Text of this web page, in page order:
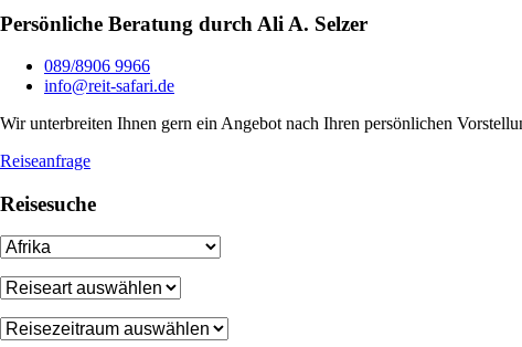
Persönliche Beratung durch Ali A. Selzer
089/8906 9966
info@reit-safari.de
Wir unterbreiten Ihnen gern ein Angebot nach Ihren persönlichen
Reiseanfrage
Reisesuche